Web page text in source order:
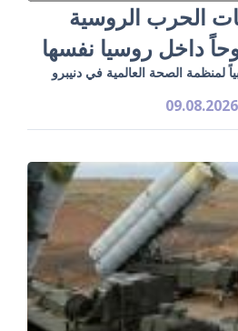
الحرب الروسية
داخل روسيا نفسها
لمنظمة الصحة العالمية في دنيبرو
09.08.2026